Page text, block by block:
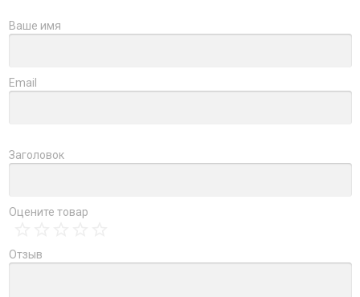
Ваше имя
Email
Заголовок
Оцените товар
Отзыв